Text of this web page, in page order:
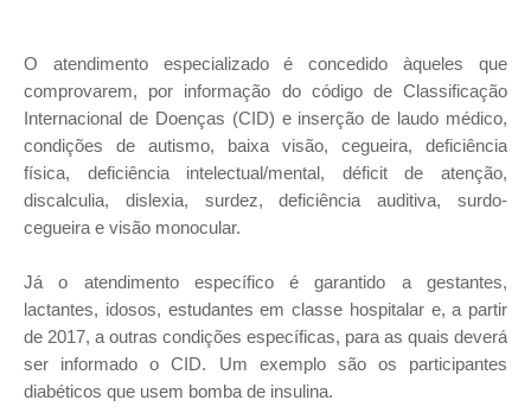
O atendimento especializado é concedido àqueles que
comprovarem, por informação do código de Classificação
Internacional de Doenças (CID) e inserção de laudo médico,
condições de autismo, baixa visão, cegueira, deficiência
física, deficiência intelectual/mental, déficit de atenção,
discalculia, dislexia, surdez, deficiência auditiva, surdo-
cegueira e visão monocular.
Já o atendimento específico é garantido a gestantes,
lactantes, idosos, estudantes em classe hospitalar e, a partir
de 2017, a outras condições específicas, para as quais deverá
ser informado o CID. Um exemplo são os participantes
diabéticos que usem bomba de insulina.